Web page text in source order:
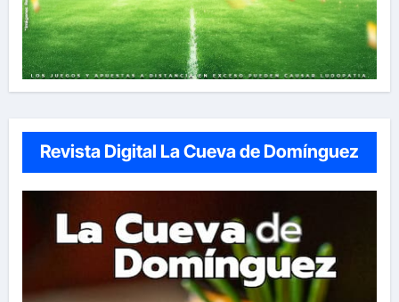
Revista Digital La Cueva de Domínguez